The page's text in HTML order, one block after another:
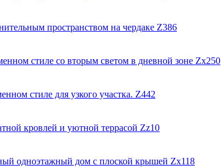
Z386
Zx250
Z442
Zz10
Zx118